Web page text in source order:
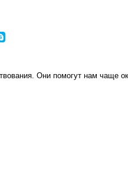
Они помогут нам чаще